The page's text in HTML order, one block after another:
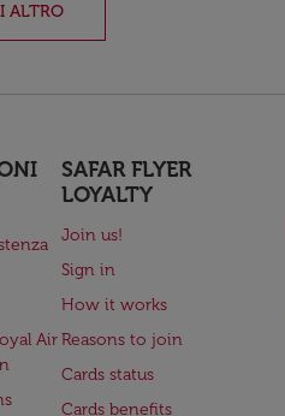
ALTRO
Air
SAFAR FLYER
LOYALTY
Join us!
Sign in
How it works
Reasons to join
Cards status
Cards benefits